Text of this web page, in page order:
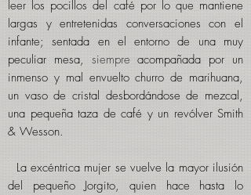
leer los pocillos del café por lo que mantiene
largas y entretenidas conversaciones con el
infante; sentada en el entorno de una muy
peculiar mesa, siempreacompañada por un
inmenso y mal envuelto churro de marihuana,
un vaso de cristal desbordándose de mezcal,
una pequeña taza de café y un revólver Smith
& Wesson.
La excéntrica mujer se vuelve la mayor ilusión
del pequeño Jorgito, quien hace hasta lo